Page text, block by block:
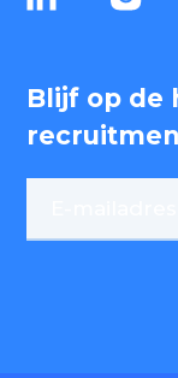
Blijf op de